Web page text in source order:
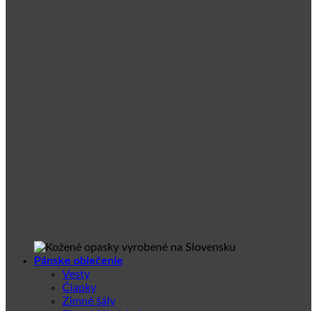
Pánske oblečenie
Vesty
Čiapky
Zimné šály